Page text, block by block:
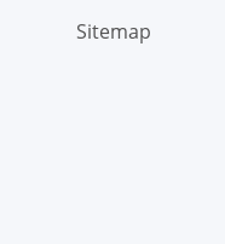
Sitemap